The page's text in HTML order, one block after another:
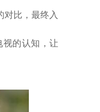
对比，最终入
视的认知，让